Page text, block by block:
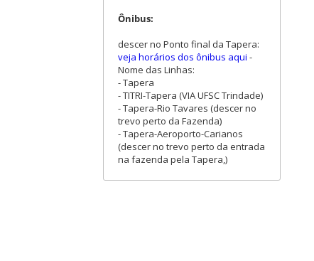
Ônibus:
descer no Ponto final da Tapera:
veja horários dos ônibus aqui -
Nome das Linhas:
- Tapera
- TITRI-Tapera (VIA UFSC Trindade)
- Tapera-Rio Tavares (descer no
trevo perto da Fazenda)
- Tapera-Aeroporto-Carianos
(descer no trevo perto da entrada
na fazenda pela Tapera,)